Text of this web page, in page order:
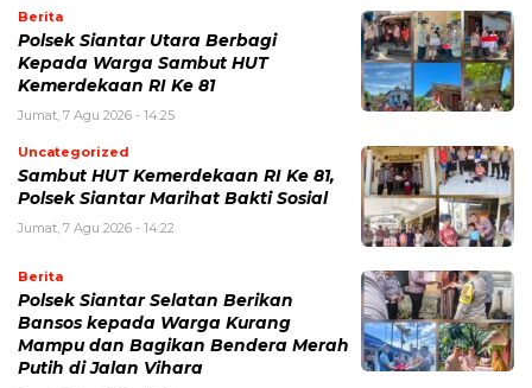
Berita
Polsek Siantar Utara Berbagi
Kepada Warga Sambut HUT
Kemerdekaan RI Ke 81
Jumat, 7 Agu 2026 - 14:25
Uncategorized
Sambut HUT Kemerdekaan RI Ke 81,
Polsek Siantar Marihat Bakti Sosial
Jumat, 7 Agu 2026 - 14:22
Berita
Polsek Siantar Selatan Berikan
Bansos kepada Warga Kurang
Mampu dan Bagikan Bendera Merah
Putih di Jalan Vihara